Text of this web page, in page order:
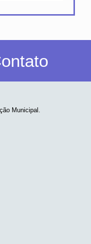
Municipal.